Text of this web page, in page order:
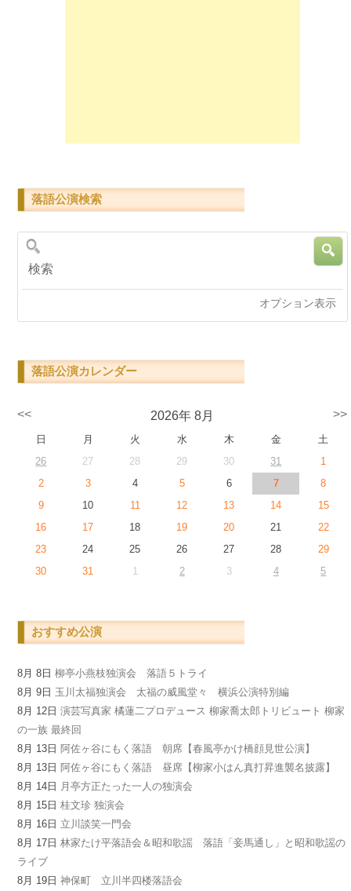
落語公演検索
オプション表示
落語公演カレンダー
<< 2026年 8月 >>
日 月 火 水 木 金
土
26
27 28 29 30 31
1
2
3 4 5 6 7
8
9
10 11 12 13 14
15
16
17 18 19 20 21
22
23
24 25 26 27 28
29
30
31 1 2 3 4 5
おすすめ公演
8月 8日柳亭小燕枝独演会 落語５トライ
8月 9日 玉川太福独演会 太福の威風堂々 横浜公演特別編
8月 12日演芸写真家 橘蓮二プロデュース 柳家喬太郎トリビュート 柳家
の一族 最終回
8月 13日阿佐ヶ谷にもく落語 朝席【春風亭かけ橋顔見世公演】
8月 13日阿佐ヶ谷にもく落語 昼席【柳家小はん真打昇進襲名披露】
8月 14日 月亭方正たった一人の独演会
8月 15日桂文珍 独演会
8月 16日 立川談笑一門会
8月 17日林家たけ平落語会＆昭和歌謡 落語「妾馬通し」と昭和歌謡の
ライブ
8月 19日神保町 立川半四楼落語会